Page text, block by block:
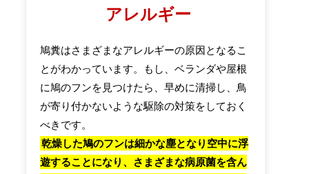
アレルギー
鳩糞はさまざまなアレルギーの原因となるこ
とがわかっています。もし、ベランダや屋根
に鳩のフンを見つけたら、早めに清掃し、鳥
が寄り付かないような駆除の対策をしておく
べきです。
乾燥した鳩のフンは細かな塵となり空中に浮
遊することになり、さまざまな病原菌を含ん